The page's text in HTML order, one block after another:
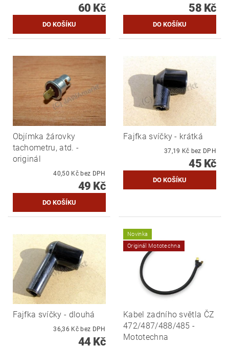
60 Kč 58 Kč
Objímka žárovky
tachometru, atd. -
originál
40,50 Kč bez DPH
49 Kč
Fajfka svíčky - krátká
37,19 Kč bez DPH
45 Kč
Fajfka svíčky - dlouhá
36,36 Kč bez DPH
44 Kč
Novinka
Originál Mototechna
Kabel zadního světla ČZ
472/487/488/485 -
Mototechna